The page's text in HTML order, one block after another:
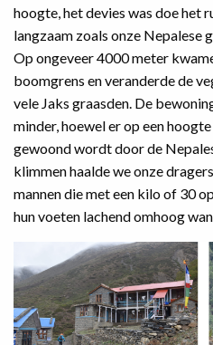
hoogte, het devies was doe het
langzaam zoals onze Nepalese
Op ongeveer 4000 meter
boomgrens en veranderde de
vele Jaks graasden. De
minder, hoewel er op een
gewoond wordt door de
klimmen haalde we onze
mannen die met een kilo of 30
hun voeten lachend omhoog